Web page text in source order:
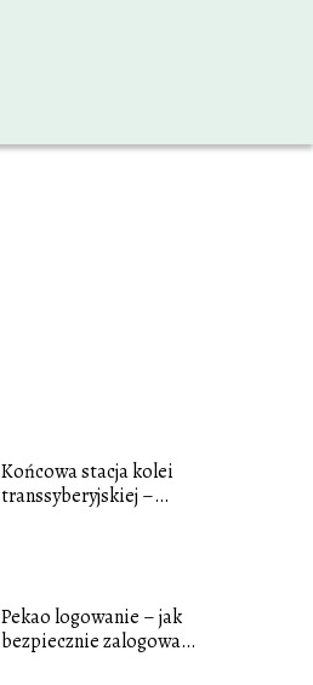
Końcowa stacja kolei
transsyberyjskiej –
Pekao logowanie – jak
bezpiecznie zalogować